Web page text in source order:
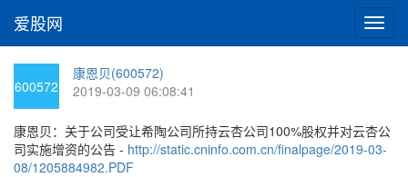
切
换
爱股网
600572
康恩贝(600572)
2019-03-09 06:08:41
康恩贝：关于公司受让希陶公司所持云杏公司100%股权并对云杏公
司实施增资的公告 - http://static.cninfo.com.cn/finalpage/2019-03-
08/1205884982.PDF